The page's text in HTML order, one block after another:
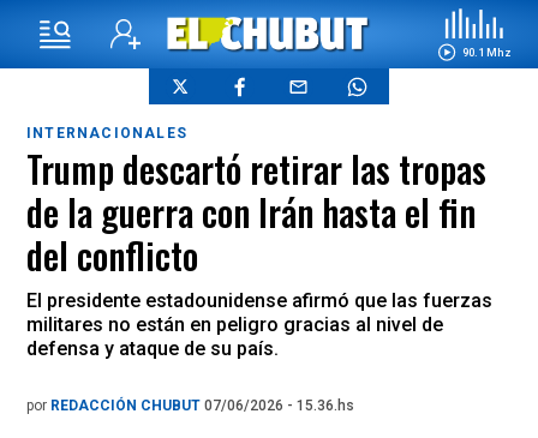
90.1 Mhz
INTERNACIONALES
Trump descartó retirar las tropas
de la guerra con Irán hasta el fin
del conflicto
El presidente estadounidense afirmó que las fuerzas
militares no están en peligro gracias al nivel de
defensa y ataque de su país.
por REDACCIÓN CHUBUT 07/06/2026 - 15.36.hs